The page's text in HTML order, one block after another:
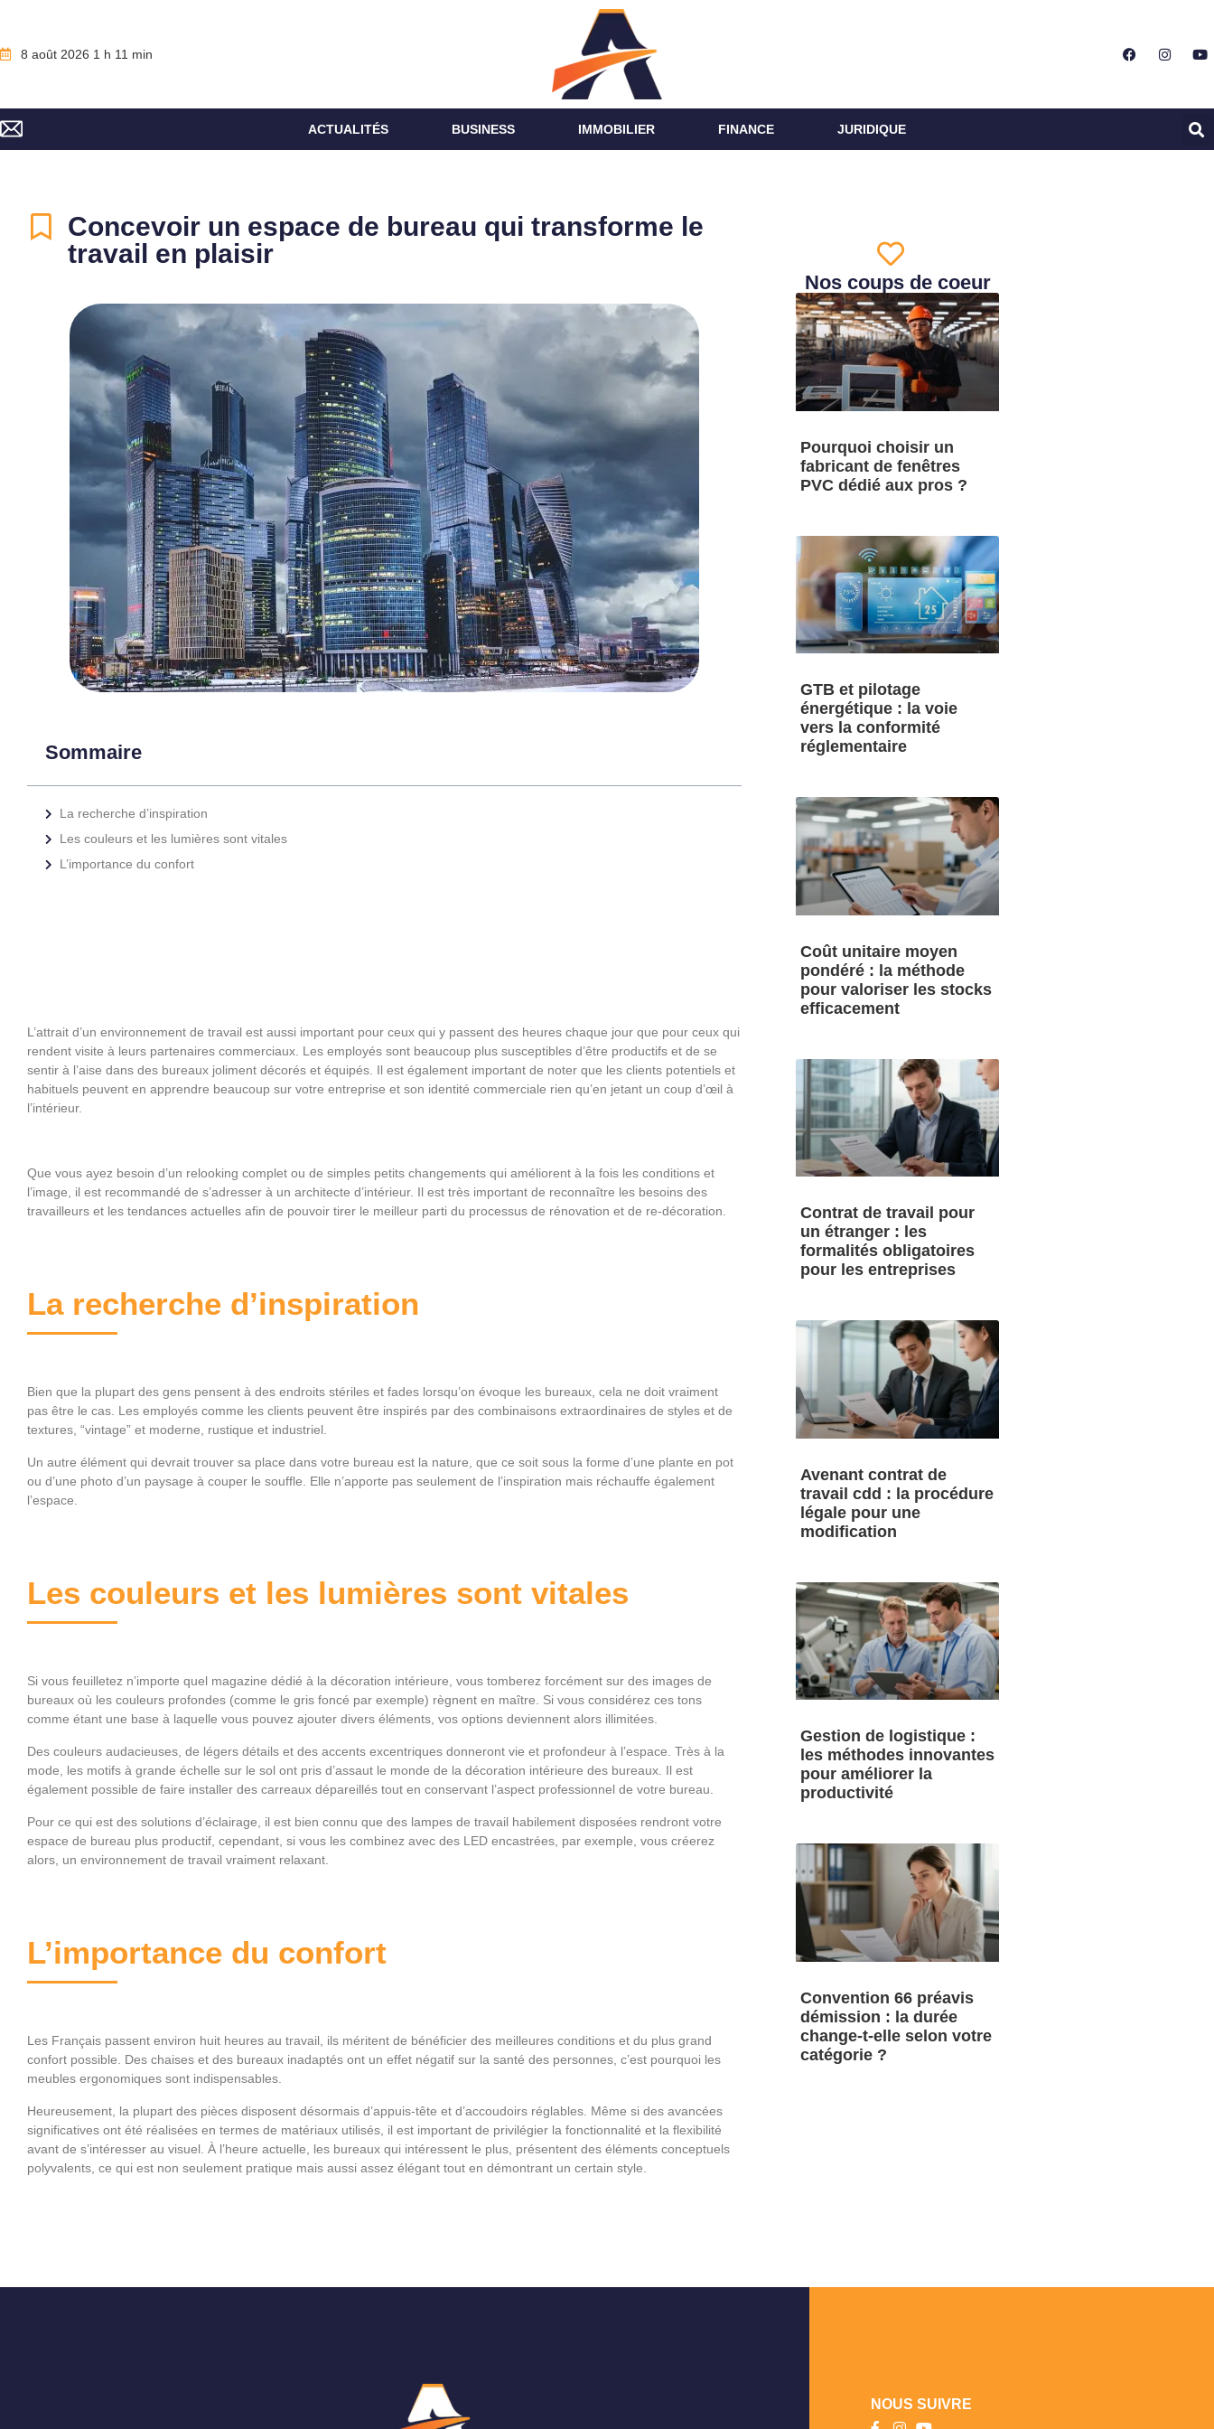
8 août 2026 1 h 11 min
ACTUALITÉS BUSINESS IMMOBILIER FINANCE JURIDIQUE
Concevoir un espace de bureau qui transforme le
travail en plaisir
Sommaire
La recherche d’inspiration
Les couleurs et les lumières sont vitales
L’importance du confort
L’attrait d’un environnement de travail est aussi important pour ceux qui y passent des heures chaque jour que pour ceux qui
rendent visite à leurs partenaires commerciaux. Les employés sont beaucoup plus susceptibles d’être productifs et de se
sentir à l’aise dans des bureaux joliment décorés et équipés. Il est également important de noter que les clients potentiels et
habituels peuvent en apprendre beaucoup sur votre entreprise et son identité commerciale rien qu’en jetant un coup d’œil à
l’intérieur.
Que vous ayez besoin d’un relooking complet ou de simples petits changements qui améliorent à la fois les conditions et
l’image, il est recommandé de s’adresser à un architecte d’intérieur. Il est très important de reconnaître les besoins des
travailleurs et les tendances actuelles afin de pouvoir tirer le meilleur parti du processus de rénovation et de re-décoration.
La recherche d’inspiration
Bien que la plupart des gens pensent à des endroits stériles et fades lorsqu’on évoque les bureaux, cela ne doit vraiment
pas être le cas. Les employés comme les clients peuvent être inspirés par des combinaisons extraordinaires de styles et de
textures, “vintage” et moderne, rustique et industriel.
Un autre élément qui devrait trouver sa place dans votre bureau est la nature, que ce soit sous la forme d’une plante en pot
ou d’une photo d’un paysage à couper le souffle. Elle n’apporte pas seulement de l’inspiration mais réchauffe également
l’espace.
Les couleurs et les lumières sont vitales
Si vous feuilletez n’importe quel magazine dédié à la décoration intérieure, vous tomberez forcément sur des images de
bureaux où les couleurs profondes (comme le gris foncé par exemple) règnent en maître. Si vous considérez ces tons
comme étant une base à laquelle vous pouvez ajouter divers éléments, vos options deviennent alors illimitées.
Des couleurs audacieuses, de légers détails et des accents excentriques donneront vie et profondeur à l’espace. Très à la
mode, les motifs à grande échelle sur le sol ont pris d’assaut le monde de la décoration intérieure des bureaux. Il est
également possible de faire installer des carreaux dépareillés tout en conservant l’aspect professionnel de votre bureau.
Pour ce qui est des solutions d’éclairage, il est bien connu que des lampes de travail habilement disposées rendront votre
espace de bureau plus productif, cependant, si vous les combinez avec des LED encastrées, par exemple, vous créerez
alors, un environnement de travail vraiment relaxant.
L’importance du confort
Les Français passent environ huit heures au travail, ils méritent de bénéficier des meilleures conditions et du plus grand
confort possible. Des chaises et des bureaux inadaptés ont un effet négatif sur la santé des personnes, c’est pourquoi les
meubles ergonomiques sont indispensables.
Heureusement, la plupart des pièces disposent désormais d’appuis-tête et d’accoudoirs réglables. Même si des avancées
significatives ont été réalisées en termes de matériaux utilisés, il est important de privilégier la fonctionnalité et la flexibilité
avant de s’intéresser au visuel. À l’heure actuelle, les bureaux qui intéressent le plus, présentent des éléments conceptuels
polyvalents, ce qui est non seulement pratique mais aussi assez élégant tout en démontrant un certain style.
Nos coups de coeur
Pourquoi choisir un
fabricant de fenêtres
PVC dédié aux pros ?
GTB et pilotage
énergétique : la voie
vers la conformité
réglementaire
Coût unitaire moyen
pondéré : la méthode
pour valoriser les stocks
efficacement
Contrat de travail pour
un étranger : les
formalités obligatoires
pour les entreprises
Avenant contrat de
travail cdd : la procédure
légale pour une
modification
Gestion de logistique :
les méthodes innovantes
pour améliorer la
productivité
Convention 66 préavis
démission : la durée
change-t-elle selon votre
catégorie ?
NOUS SUIVRE